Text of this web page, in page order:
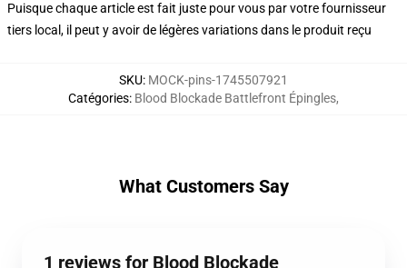
Puisque chaque article est fait juste pour vous par votre fournisseur
tiers local, il peut y avoir de légères variations dans le produit reçu
SKU: MOCK-pins-1745507921
Catégories: Blood Blockade Battlefront Épingles,
What Customers Say
1 reviews for Blood Blockade